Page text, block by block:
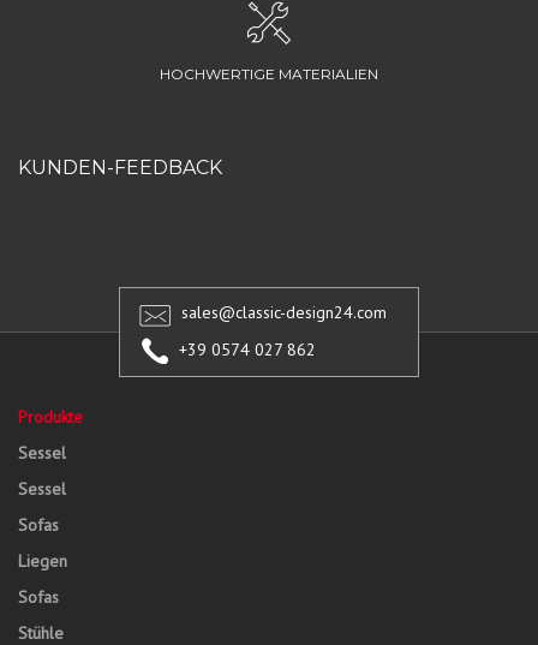
HOCHWERTIGE MATERIALIEN
KUNDEN-FEEDBACK
sales@classic-design24.com
+39 0574 027 862
Produkte
Sessel
Sessel
Sofas
Liegen
Sofas
Stühle